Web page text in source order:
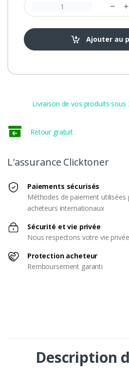
Ajouter au
Livraison de vos produits sous
Retour gratuit
L'assurance Clicktoner
Paiements sécurisés
Méthodes de paiement utilisées
acheteurs internationaux
Sécurité et vie privée
Nous respectons votre vie privée
Protection acheteur
Remboursement garanti
Description